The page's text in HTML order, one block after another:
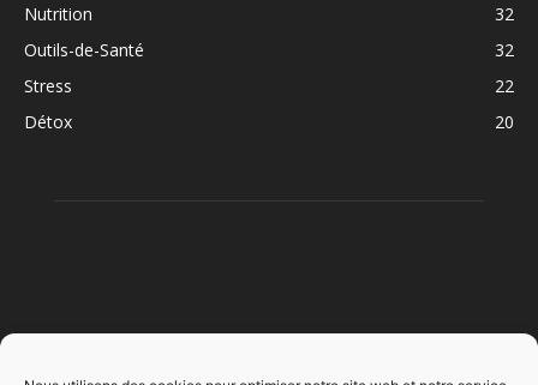
Nutrition
32
Outils-de-Santé
32
Stress
22
Détox
20